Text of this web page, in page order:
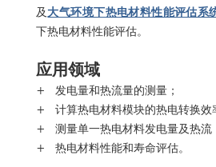
及大气环境下热电材料性能评估系
下热电材料性能评估。
应用领域
+ 发电量和热流量的测量；
+ 计算热电材料模块的热电转换效
+ 测量单一热电材料发电量及热流
+ 热电材料性能和寿命评估。